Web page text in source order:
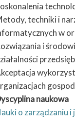
techniki i
w
i
naukowa
o zarządzaniu i